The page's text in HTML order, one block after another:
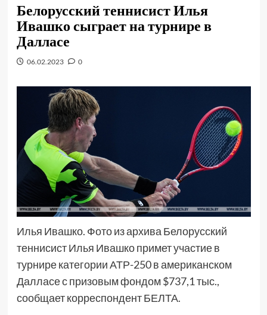
Белорусский теннисист Илья
Ивашко сыграет на турнире в
Далласе
06.02.2023 0
Илья Ивашко. Фото из архива Белорусский
теннисист Илья Ивашко примет участие в
турнире категории АТР-250 в американском
Далласе с призовым фондом $737,1 тыс.,
сообщает корреспондент БЕЛТА.